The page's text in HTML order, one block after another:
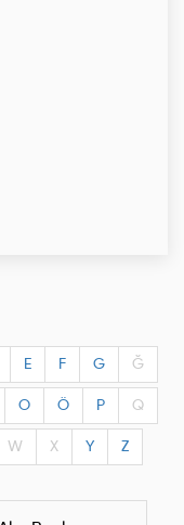
E F G Ğ
O Ö P Q
W X Y Z